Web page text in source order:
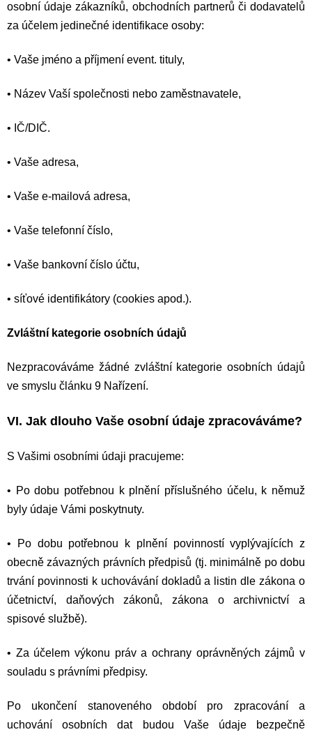
osobní údaje zákazníků, obchodních partnerů či dodavatelů
za účelem jedinečné identifikace osoby:
• Vaše jméno a příjmení event. tituly,
• Název Vaší společnosti nebo zaměstnavatele,
• IČ/DIČ.
• Vaše adresa,
• Vaše e-mailová adresa,
• Vaše telefonní číslo,
• Vaše bankovní číslo účtu,
• síťové identifikátory (cookies apod.).
Zvláštní kategorie osobních údajů
Nezpracováváme žádné zvláštní kategorie osobních údajů
ve smyslu článku 9 Nařízení.
VI. Jak dlouho Vaše osobní údaje zpracováváme?
S Vašimi osobními údaji pracujeme:
• Po dobu potřebnou k plnění příslušného účelu, k němuž
byly údaje Vámi poskytnuty.
• Po dobu potřebnou k plnění povinností vyplývajících z
obecně závazných právních předpisů (tj. minimálně po dobu
trvání povinnosti k uchovávání dokladů a listin dle zákona o
účetnictví, daňových zákonů, zákona o archivnictví a
spisové službě).
• Za účelem výkonu práv a ochrany oprávněných zájmů v
souladu s právními předpisy.
Po ukončení stanoveného období pro zpracování a
uchování osobních dat budou Vaše údaje bezpečně